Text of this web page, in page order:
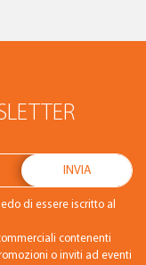
di essere iscritto al
contenenti
o inviti ad eventi